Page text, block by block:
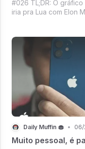
#026 TL;DR: O
iria pra Lua com Elon
Daily Muffin 🧁 • 06/
Muito pessoal, é